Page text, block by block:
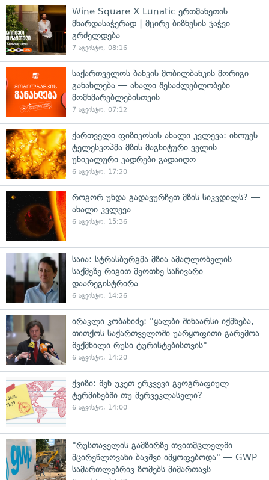
Wine Square X Lunatic ერთმანეთის
მხარდასაჭერად | მცირე ბიზნესის ჯაჭვი
გრძელდება
7 აგვისტო, 08:16
საქართველოს ბანკის მობილბანკის მორიგი
განახლება — ახალი შესაძლებლობები
მომხმარებლებისთვის
7 აგვისტო, 07:12
ქართველი ფიზიკოსის ახალი კვლევა: ინოუეს
ტელესკოპმა მზის მაგნიტური ველის
უნიკალური კადრები გადაიღო
6 აგვისტო, 17:20
როგორ უნდა გადავურჩეთ მზის სიკვდილს? —
ახალი კვლევა
6 აგვისტო, 15:36
საია: სტრასბურგმა მზია ამაღლობელის
საქმეზე რიგით მეოთხე საჩივარი
დაარეგისტრირა
6 აგვისტო, 14:26
ირაკლი კობახიძე: "ყალბი შინაარსი იქმნება,
თითქოს საქართველოში უარყოფითი გარემოა
შექმნილი რუსი ტურისტებისთვის"
6 აგვისტო, 14:20
ქვიზი: შენ უკეთ ერკვევი გეოგრაფიულ
ტერმინებში თუ მერვეკლასელი?
6 აგვისტო, 14:00
"რუსთაველის გამზირზე თვითმცლელში
მცირეწლოვანი ბავშვი იმყოფებოდა" — GWP
სამართლებრივ ზომებს მიმართავს